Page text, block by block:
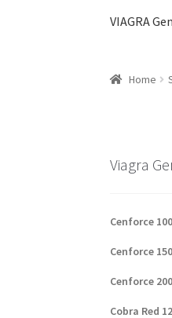
VIAGRA
InicioHome
Viagra
Cenforce
Cenforce
Cenforce
Cobra Red